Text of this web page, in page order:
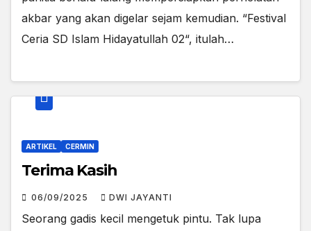
akbar yang akan digelar sejam kemudian. “Festival
Ceria SD Islam Hidayatullah 02“, itulah…
ARTIKEL CERMIN
Terima Kasih
06/09/2025 DWI JAYANTI
Seorang gadis kecil mengetuk pintu. Tak lupa